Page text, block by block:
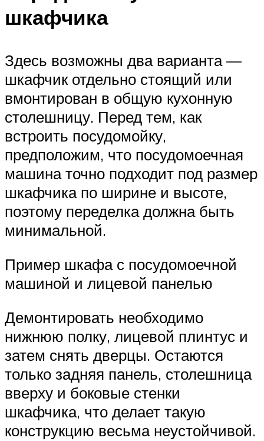
шкафчика
Здесь возможны два варианта —
шкафчик отдельно стоящий или
вмонтирован в общую кухонную
столешницу. Перед тем, как
встроить посудомойку,
предположим, что посудомоечная
машина точно подходит под размер
шкафчика по ширине и высоте,
поэтому переделка должна быть
минимальной.
Пример шкафа с посудомоечной
машиной и лицевой панелью
Демонтировать необходимо
нижнюю полку, лицевой плинтус и
затем снять дверцы. Остаются
только задняя панель, столешница
вверху и боковые стенки
шкафчика, что делает такую
конструкцию весьма неустойчивой.